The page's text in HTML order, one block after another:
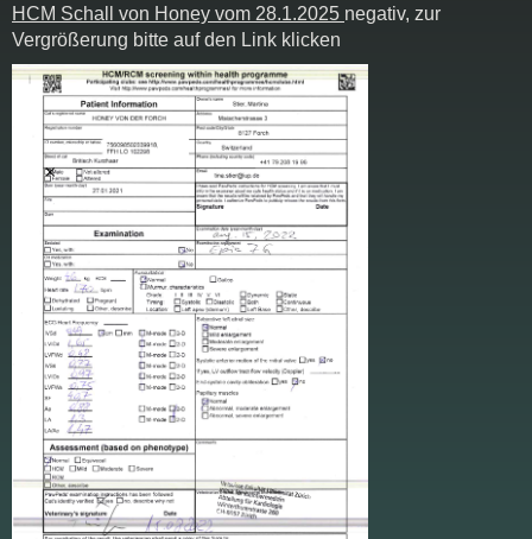
HCM Schall von Honey vom 28.1.2025 negativ, zur
Vergrößerung bitte auf den Link klicken